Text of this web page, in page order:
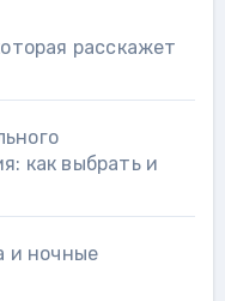
расскажет
как выбрать и
и ночные